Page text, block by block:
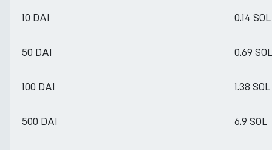
10 DAI 0.14 SOL
50 DAI 0.69 SOL
100 DAI 1.38 SOL
500 DAI 6.9 SOL